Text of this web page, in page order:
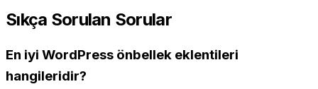
Sıkça Sorulan Sorular
En iyi WordPress önbellek eklentileri
hangileridir?